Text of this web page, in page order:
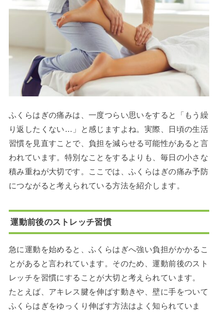
ふくらはぎの痛みは、一度つらい思いをすると「もう繰
り返したくない…」と感じますよね。実際、日頃の生活
習慣を見直すことで、負担を減らせる可能性があると言
われています。特別なことをするよりも、毎日の小さな
積み重ねが大切です。ここでは、ふくらはぎの痛み予防
につながると考えられている方法を紹介します。
運動前後のストレッチ習慣
急に運動を始めると、ふくらはぎへ強い負担がかかるこ
とがあると言われています。そのため、運動前後のスト
レッチを習慣にすることが大切と考えられています。
たとえば、アキレス腱を伸ばす動きや、壁に手をついて
ふくらはぎをゆっくり伸ばす方法はよく知られていま